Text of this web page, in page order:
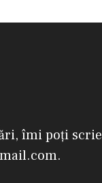
îmi poți scrie